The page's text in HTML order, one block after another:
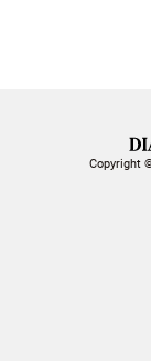
Copyright